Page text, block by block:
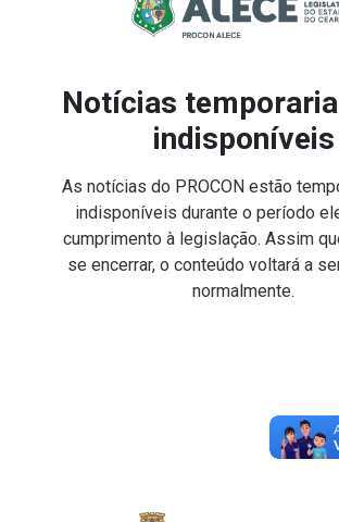
Notícias
indisponíveis
As notícias do PROCON estão
indisponíveis durante o período
cumprimento à legislação. Assim
se encerrar, o conteúdo voltará a
normalmente.